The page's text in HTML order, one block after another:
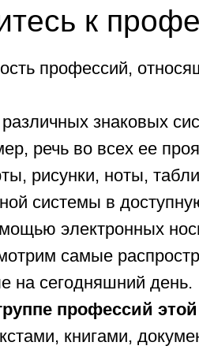
речь во всех ее
рисунки, ноты,
системы в доступную
электронных
самые
сегодняшний день.
профессий этой
книгами, документами;
знаками;
картами и схемами;
интернетом и